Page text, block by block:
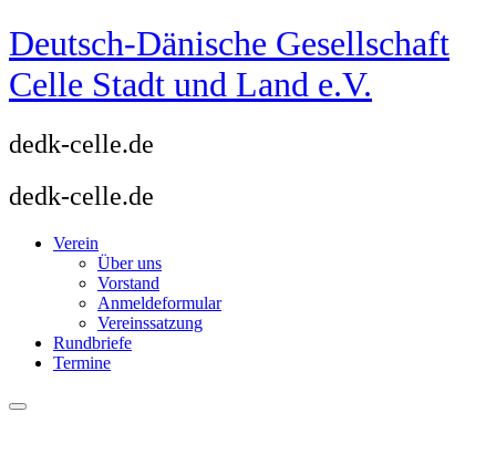
Zum
Inhalt
springen
Deutsch-Dänische Gesellschaft
Celle Stadt und Land e.V.
dedk-celle.de
dedk-celle.de
Verein
Über uns
Vorstand
Anmeldeformular
Vereinssatzung
Rundbriefe
Termine